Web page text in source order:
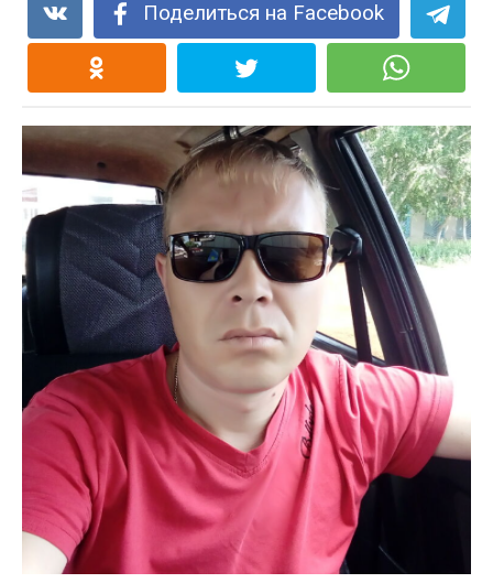
Поделиться на Facebook